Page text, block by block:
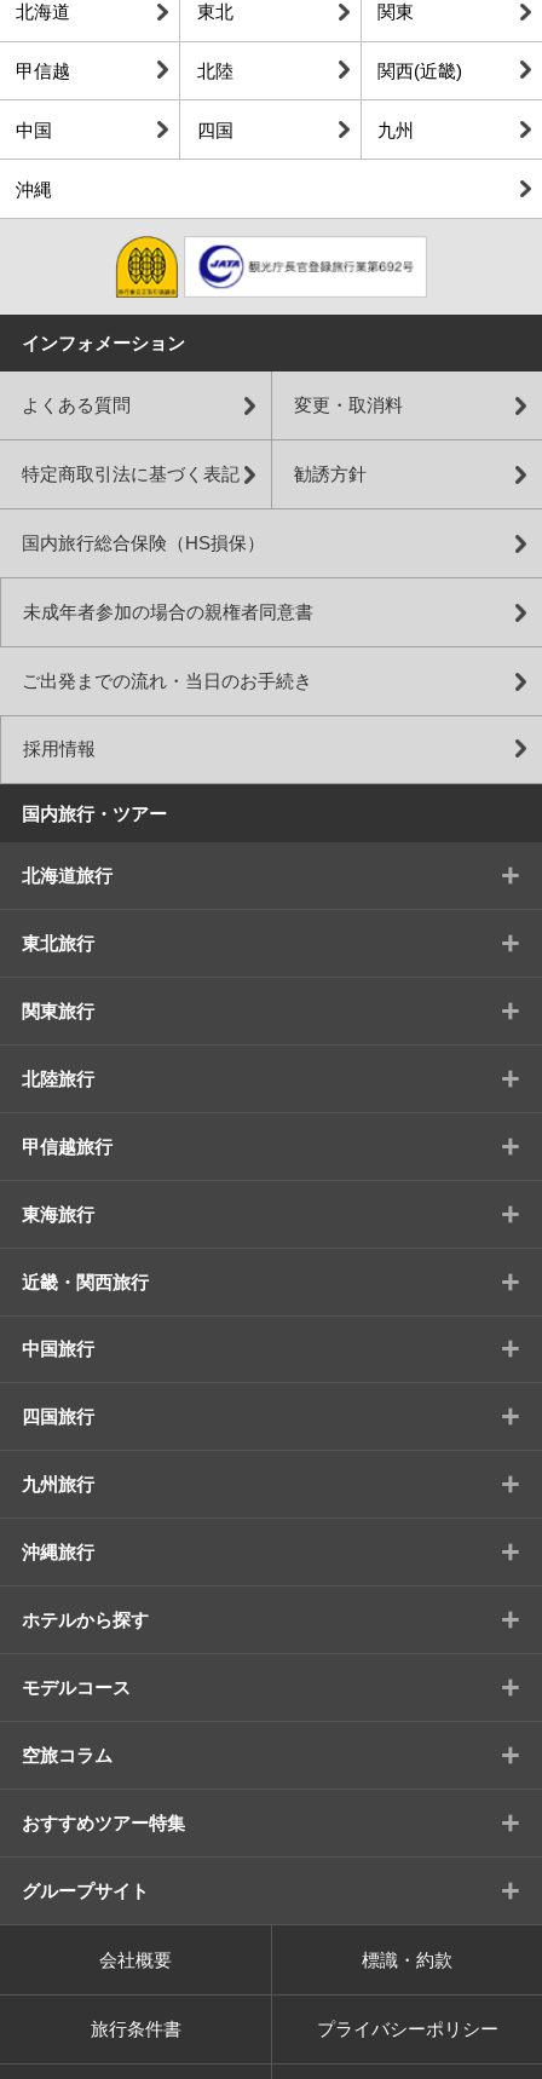
北海道 東北 関東
甲信越 北陸 関西(近畿)
中国 四国 九州
沖縄
インフォメーション
よくある質問 変更・取消料
特定商取引法に基づく表記 勧誘方針
国内旅行総合保険（HS損保）
未成年者参加の場合の親権者同意書
ご出発までの流れ・当日のお手続き
採用情報
国内旅行・ツアー
北海道旅行 +
東北旅行 +
関東旅行 +
北陸旅行 +
甲信越旅行 +
東海旅行 +
近畿・関西旅行 +
中国旅行 +
四国旅行 +
九州旅行 +
沖縄旅行 +
ホテルから探す +
モデルコース +
空旅コラム +
おすすめツアー特集 +
グループサイト +
会社概要 標識・約款
旅行条件書 プライバシーポリシー